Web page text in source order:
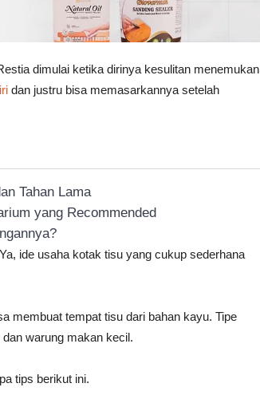
dimulai ketika dirinya kesulitan menemukan
dan justru bisa memasarkannya setelah
Tahan Lama
yang Recommended
ide usaha kotak tisu yang cukup sederhana
membuat tempat tisu dari bahan kayu. Tipe
warung makan kecil.
tips berikut ini.